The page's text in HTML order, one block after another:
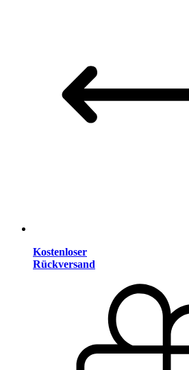
Kostenloser
Rückversand